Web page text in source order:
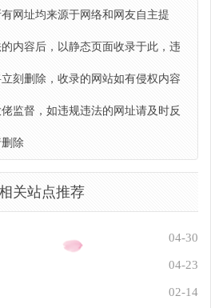
网址均来源于网络和网友自主提
内容后，以静态页面收录于此，违
刻删除，收录的网站如有侵权内容
监督，如违规违法的网址请及时反
除
关站点推荐
04-30
04-23
02-14